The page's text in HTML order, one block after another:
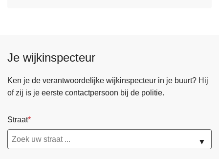
Je wijkinspecteur
Ken je de verantwoordelijke wijkinspecteur in je buurt? Hij
of zij is je eerste contactpersoon bij de politie.
Straat
▼